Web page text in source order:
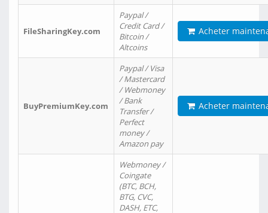
FileSharingKey.com
Paypal /
Credit Card /
Bitcoin /
Altcoins
Acheter
BuyPremiumKey.com
Paypal / Visa
/ Mastercard
/ Webmoney
/ Bank
Transfer /
Perfect
money /
Amazon pay
Acheter
Webmoney /
Coingate
(BTC, BCH,
BTG, CVC,
DASH, ETC,